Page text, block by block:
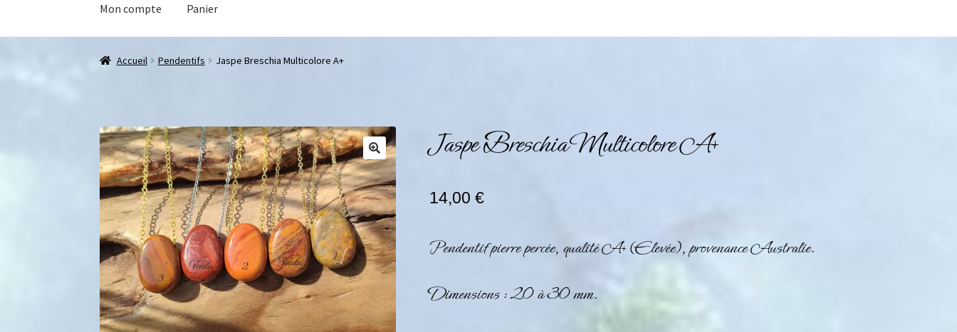
Mon compte Panier
Accueil Pendentifs Jaspe Breschia Multicolore A+
Jaspe Breschia Multicolore A+
14,00 €
Pendentif pierre percée, qualité A+ (Elevée), provenance Australie.
Dimensions : 20 à 30 mm.